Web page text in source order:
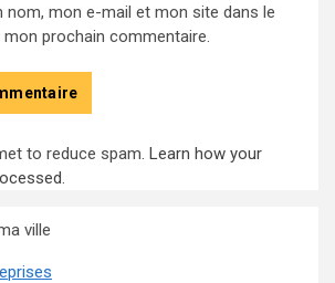
nom, mon e-mail et mon site dans le
prochain commentaire.
to reduce spam. Learn how your
.
ville